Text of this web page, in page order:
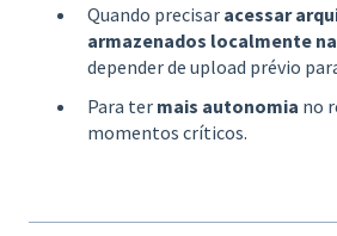
Quando precisar acessar
armazenados localmente
depender de upload prévio
Para ter mais autonomia no
momentos críticos.